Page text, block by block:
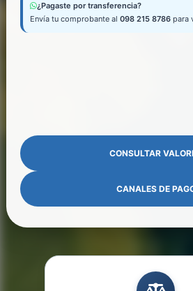
¿Pagaste por transferencia?
Envía tu comprobante al 098 215 8786para
CONSULTAR
CANALES DE